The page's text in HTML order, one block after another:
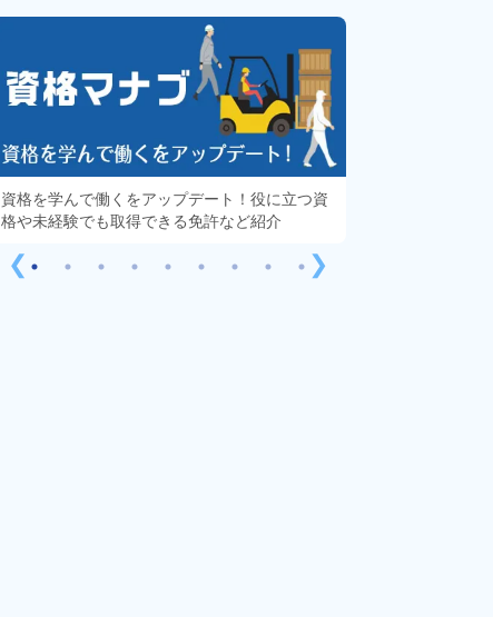
❮
資格を学んで働くをアップデート！役に立つ資
格や未経験でも取得できる免許など紹介
❯